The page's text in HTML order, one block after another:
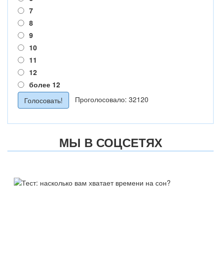
7
8
9
10
11
12
более 12
Проголосовало: 32120
МЫ В СОЦСЕТЯХ